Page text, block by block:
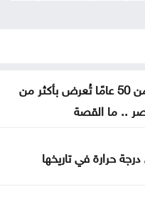
اليمين أمام ترامب
الخاصة بغزة لا تزال
سيارة عمرها أكثر من 50 عامًا تُعرض بأكثر من
.. ما القصة
حرارة في تاريخها